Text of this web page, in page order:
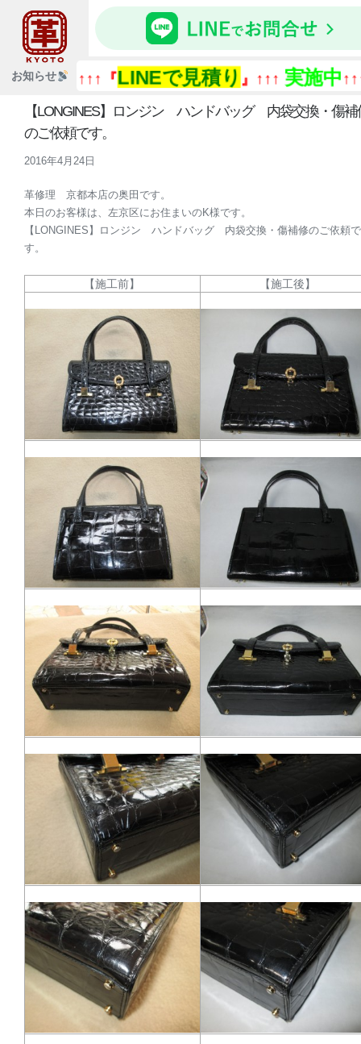
お知らせ↑↑↑『LINEで見積り』↑↑↑ 実施中↑↑↑
【LONGINES】ロンジン ハンドバッグ 内袋交換・傷補
のご依頼です。
2016年4月24日
革修理 京都本店の奥田です。
本日のお客様は、左京区にお住まいのK様です。
【LONGINES】ロンジン ハンドバッグ 内袋交換・傷補修のご依頼で
す。
【施工前】 【施工後】